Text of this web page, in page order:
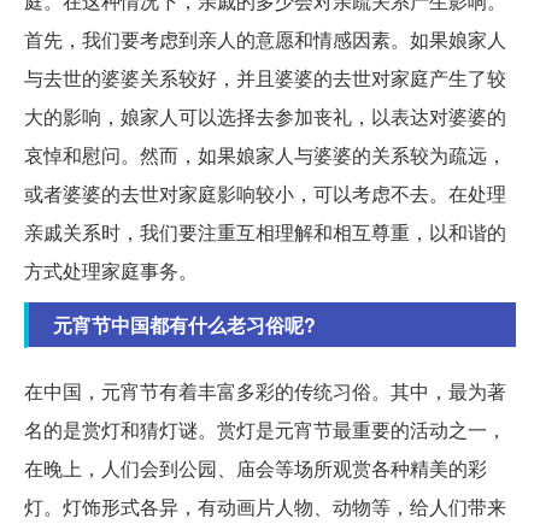
首先，我们要考虑到亲人的意愿和情感因素。如果娘家人
与去世的婆婆关系较好，并且婆婆的去世对家庭产生了较
大的影响，娘家人可以选择去参加丧礼，以表达对婆婆的
哀悼和慰问。然而，如果娘家人与婆婆的关系较为疏远，
或者婆婆的去世对家庭影响较小，可以考虑不去。在处理
亲戚关系时，我们要注重互相理解和相互尊重，以和谐的
方式处理家庭事务。
元宵节中国都有什么老习俗呢?
在中国，元宵节有着丰富多彩的传统习俗。其中，最为著
名的是赏灯和猜灯谜。赏灯是元宵节最重要的活动之一，
在晚上，人们会到公园、庙会等场所观赏各种精美的彩
灯。灯饰形式各异，有动画片人物、动物等，给人们带来